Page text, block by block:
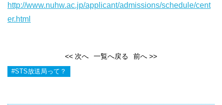
http://www.nuhw.ac.jp/applicant/admissions/schedule/cent
er.html
<< 次へ 一覧へ戻る 前へ >>
#STS放送局って？